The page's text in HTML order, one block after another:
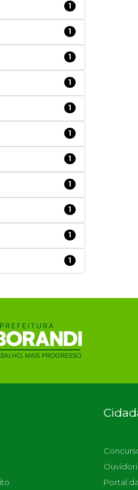
1
1
1
1
1
1
1
1
1
1
1
Portal